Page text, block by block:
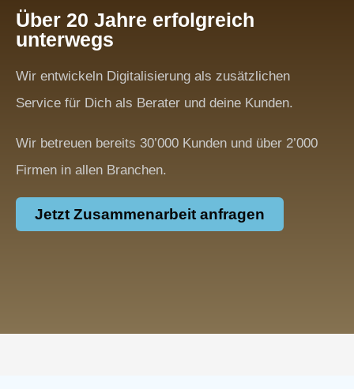
Über 20 Jahre erfolgreich
unterwegs
Wir entwickeln Digitalisierung als zusätzlichen
Service für Dich als Berater und deine Kunden.
Wir betreuen bereits 30’000 Kunden und über 2’000
Firmen in allen Branchen.
Jetzt Zusammenarbeit anfragen